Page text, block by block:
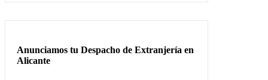
Anunciamos tu Despacho de Extranjería en
Alicante